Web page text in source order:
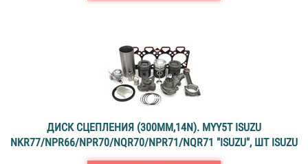
ДИСК СЦЕПЛЕНИЯ (300MM,14N). MYY5T ISUZU
NKR77/NPR66/NPR70/NQR70/NPR71/NQR71 "ISUZU", ШТ ISUZU